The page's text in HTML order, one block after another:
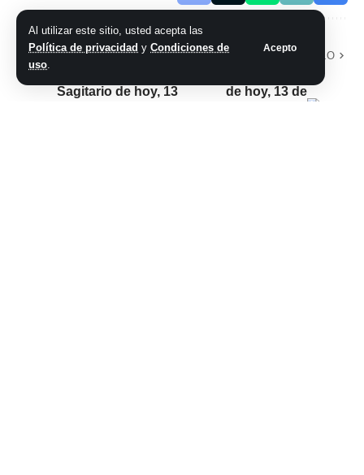
Al utilizar este sitio, usted acepta las
Política de privacidad y Condiciones de
uso.
Acepto
ARTÍCULO PREVIO
Sagitario de hoy, 13
SIGUIENTE ARTÍCULO
de hoy, 13 de